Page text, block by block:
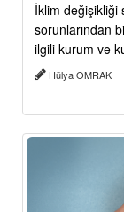
İklim değişikliği
sorunlarından
ilgili kurum ve
Hülya OMRAK